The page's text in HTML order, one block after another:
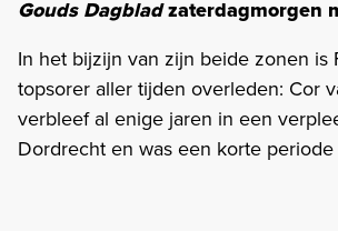
Gouds Dagbladzaterdagmorgen
In het bijzijn van zijn beide zonen is
topsorer aller tijden overleden: Cor
verbleef al enige jaren in een
Dordrecht en was een korte periode